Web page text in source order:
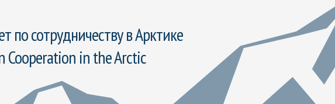
сотрудничеству в Арктике
in the Arctic